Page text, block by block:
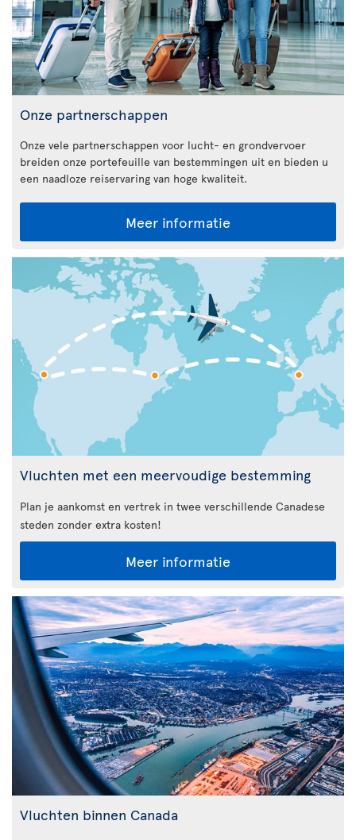
Onze partnerschappen
Onze vele partnerschappen voor lucht- en grondvervoer
breiden onze portefeuille van bestemmingen uit en bieden u
een naadloze reiservaring van hoge kwaliteit.
Meer informatie
Vluchten met een meervoudige bestemming
Plan je aankomst en vertrek in twee verschillende Canadese
steden zonder extra kosten!
Meer informatie
Vluchten binnen Canada